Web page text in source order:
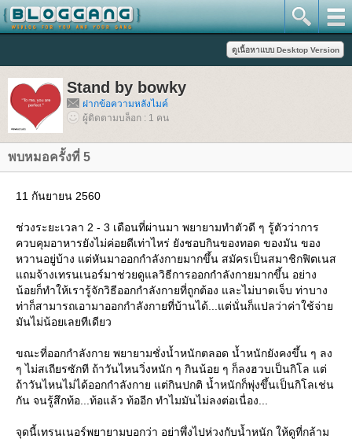
Stand by bowky
ฝากข้อความหลังไมค์
ผู้ติดตามบล็อก : 1 คน
พบหมอครั้งที่ 5
11 กันยายน 2560
ช่วงระยะเวลา 2 - 3 เดือนที่ผ่านมา พยายามทำตัวดี ๆ รู้ตัวว่าการ
ควบคุมอาหารยังไม่ค่อยดีเท่าไหร่ ยังชอบกินของทอด ของมัน ของ
หวานอยู่บ้าง แต่หันมาออกกำลังกายมากขึ้น สมัครเป็นสมาชิกฟิตเนส
ถมจ้างเทรนเนอร์มาช่วยดูแลวิธีการออกกำลังกายมากขึ้น อย่าง
น้อยก็ทำให้เรารู้จักวิธีออกกำลังกายที่ถูกต้อง และไม่บาดเจ็บ ท่าบาง
ท่าก็สามารถเอามาออกกำลังกายที่บ้านได้...แต่นั่นก็แปลว่าค่าใช้จ่า
มันไม่น้อยเลยทีเดียว
ขณะที่ออกกำลังกาย พยายามชั่งน้ำหนักตลอด น้ำหนักยังคงขึ้น ๆ ลง
ๆ ไม่สเถียรซักที ถ้าวันไหนวิ่งหนัก ๆ กินน้อย ๆ ก็ลงฮวบเป็นกิโล แต่
ถ้าวันไหนไม่ได้ออกกำลังกาย แต่กินปกติ น้ำหนักก็พุ่งขึ้นเป็นกิโลเช่น
กัน จนรู้สึกท้อ...ท้อแล้ว ท้ออีก ทำไมมันไม่ลงต่อเนื่อง...
จุดนี้เทรนเนอร์พยายามบอกว่า อย่าพึ่งไปห่วงกับน้ำหนัก ให้ดูที่กล้าม